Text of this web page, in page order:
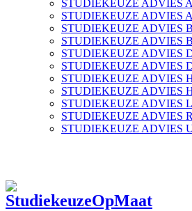
STUDIEKEUZE ADVIES
STUDIEKEUZE ADVIES
STUDIEKEUZE ADVIES
STUDIEKEUZE ADVIES
STUDIEKEUZE ADVIES
STUDIEKEUZE ADVIES
STUDIEKEUZE ADVIES
STUDIEKEUZE ADVIES
STUDIEKEUZE ADVIES
STUDIEKEUZE ADVIES
STUDIEKEUZE ADVIES